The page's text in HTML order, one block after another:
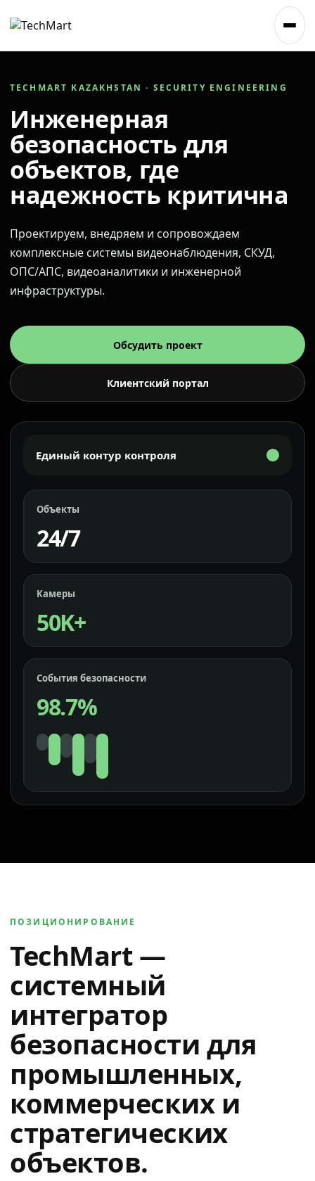
TECHMART KAZAKHSTAN · SECURITY ENGINEERING
Инженерная
безопасность для
объектов, где
надежность критична
Проектируем, внедряем и сопровождаем
комплексные системы видеонаблюдения, СКУД,
ОПС/АПС, видеоаналитики и инженерной
инфраструктуры.
Обсудить проект
Клиентский портал
Единый контур контроля
Объекты
24/7
Камеры
50K+
События безопасности
98.7%
ПОЗИЦИОНИРОВАНИЕ
TechMart —
системный
интегратор
безопасности для
промышленных,
коммерческих и
стратегических
объектов.